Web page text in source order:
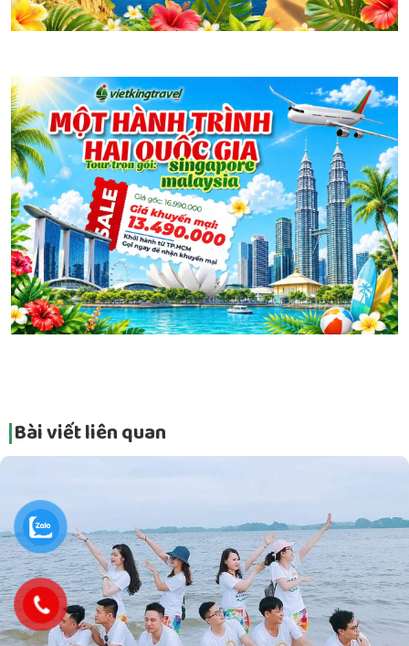
Bài viết liên quan